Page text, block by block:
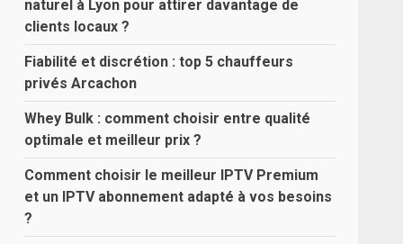
naturel à Lyon pour attirer davantage de
clients locaux ?
Fiabilité et discrétion : top 5 chauffeurs
privés Arcachon
Whey Bulk : comment choisir entre qualité
optimale et meilleur prix ?
Comment choisir le meilleur IPTV Premium
et un IPTV abonnement adapté à vos besoins
?